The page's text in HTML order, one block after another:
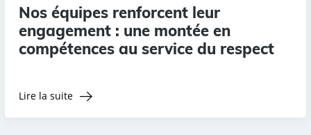
Nos équipes renforcent leur
engagement : une montée en
compétences au service du respect
Lire la suite